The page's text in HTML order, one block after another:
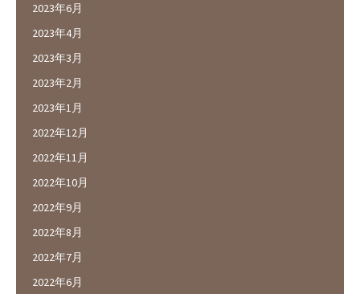
2023年6月
2023年4月
2023年3月
2023年2月
2023年1月
2022年12月
2022年11月
2022年10月
2022年9月
2022年8月
2022年7月
2022年6月